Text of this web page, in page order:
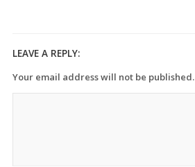
LEAVE A REPLY:
Your email address will not be published.